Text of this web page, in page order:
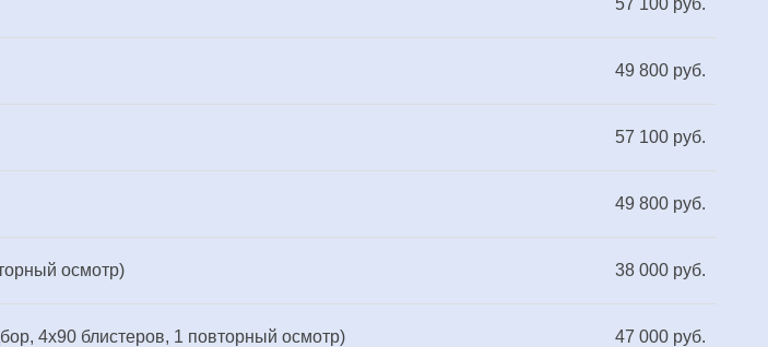
57 100 руб.
49 800 руб.
57 100 руб.
49 800 руб.
осмотр) 38 000 руб.
4х90 блистеров, 1 повторный осмотр) 47 000 руб.